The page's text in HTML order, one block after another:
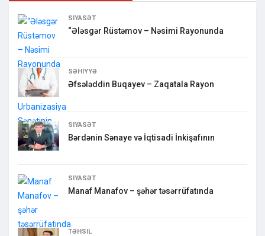
SIYASƏT
“Ələsgər Rüstəmov – Nəsimi Rayonunda
SƏHIYYƏ
Əfsələddin Buqayev – Zaqatala Rayon
SIYASƏT
Bərdənin Sənaye və İqtisadi İnkişafının
SIYASƏT
Manaf Manafov – şəhər təsərrüfatında
TƏHSIL